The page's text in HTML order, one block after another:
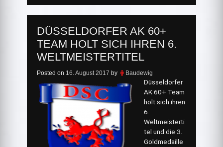
DÜSSELDORFER AK 60+
TEAM HOLT SICH IHREN 6.
WELTMEISTERTITEL
Posted on 16. August 2017 by Baudewig
Düsseldorfer
AK 60+ Team
holt sich ihren
6.
Weltmeisterti
tel und die 3.
Goldmedaille